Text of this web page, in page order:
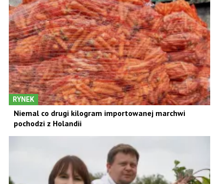
RYNEK
Niemal co drugi kilogram importowanej marchwi
pochodzi z Holandii